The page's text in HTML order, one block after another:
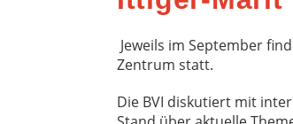
Jeweils im September
Zentrum statt.
Die BVI diskutiert mit